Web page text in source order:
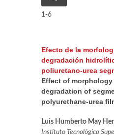
1-6
Efecto de la
degradación
poliuretano-urea
Effect of
degradation of
polyurethane-urea
Luis Humberto May
Instituto Tecnológico